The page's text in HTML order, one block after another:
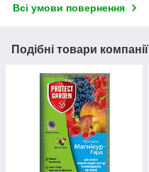
Всі умови повернення
Подібні товари компанії